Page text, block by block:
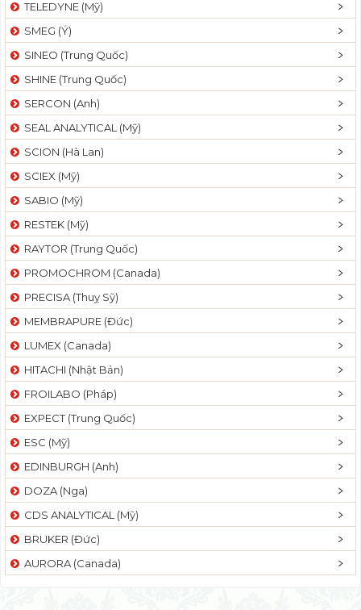
TELEDYNE (Mỹ)
SMEG (Ý)
SINEO (Trung Quốc)
SHINE (Trung Quốc)
SERCON (Anh)
SEAL ANALYTICAL (Mỹ)
SCION (Hà Lan)
SCIEX (Mỹ)
SABIO (Mỹ)
RESTEK (Mỹ)
RAYTOR (Trung Quốc)
PROMOCHROM (Canada)
PRECISA (Thuỵ Sỹ)
MEMBRAPURE (Đức)
LUMEX (Canada)
HITACHI (Nhật Bản)
FROILABO (Pháp)
EXPECT (Trung Quốc)
ESC (Mỹ)
EDINBURGH (Anh)
DOZA (Nga)
CDS ANALYTICAL (Mỹ)
BRUKER (Đức)
AURORA (Canada)